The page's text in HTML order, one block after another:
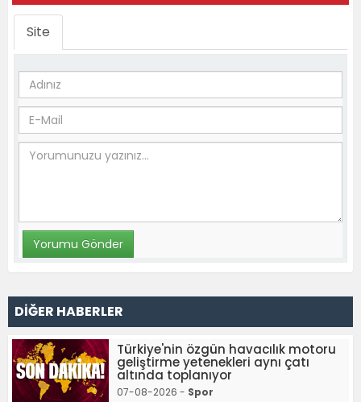
Site
DİĞER HABERLER
Türkiye'nin özgün havacılık motoru
geliştirme yetenekleri aynı çatı
altında toplanıyor
07-08-2026 - Spor